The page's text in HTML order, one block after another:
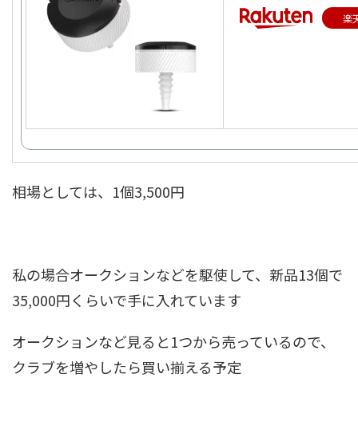
楽
相場としては、1個3,500円
私の場合オークションなどを駆使して、新品13個で
35,000円くらいで手に入れています
オークションなど見ると1つから売っているので、
クラブを増やしたら買い揃える予定